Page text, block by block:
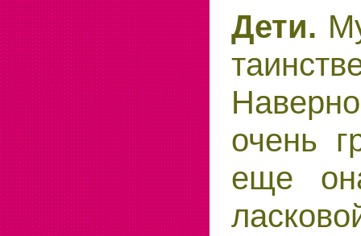
Дети.
очень
еще